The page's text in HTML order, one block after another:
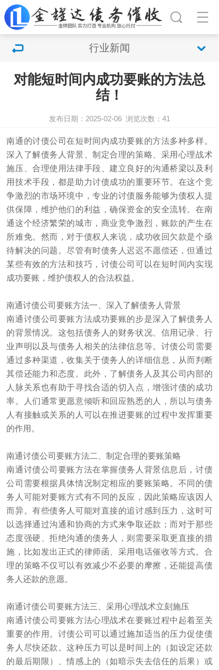
行业新闻
对能短时间内成功要账的方法总
结！
发布日期：2025-02-06 浏览次数：41
南通的讨债公司在短时间内成功要账的方法多种多样。
深入了解债务人背景、制定合理的策略、采用心理战术
施压、合理使用法律手段、建立良好的沟通桥梁以及利
用技术手段，都是助力讨债成功的重要环节。在这个竞
争激烈的市场环境中，专业的讨债服务能够为债权人提
供保障，维护他们的利益，确保资金的安全流转。在南
通这个经济繁荣的城市，商业竞争激烈，账款的产生在
所难免。然而，对于债权人来说，成功收回欠款是个亟
待解决的问题。尽管有时债务人迟迟不愿偿还，但通过
某些有效的方法和技巧，讨债公司可以在短时间内实现
成功要账，维护债权人的合法权益。
南通讨债公司要账方法一、深入了解债务人背景
南通讨债公司 要账方法成功要账的步是深入了解债务人
的背景情况。这包括债务人的财务状况、信用记录、行
业声明以及与债务人相关的法律信息等。讨债公司需要
通过多种渠道，收集关于债务人的详细信息，从而判断
其偿还能力和态度。此外，了解债务人及其公司内部的
人脉关系也有助于寻找合适的切入点，增强讨债的成功
率。人们通常更愿意倾听和回应熟悉的人，所以与债务
人有接触或关系的人可以在推进要账的过程中发挥重要
的作用。
南通讨债公司要账方法二、制定合理的要账策略
南通讨债公司要账方法在掌握债务人背景信息后，讨债
公司需要根据具体情况制定相应的要账策略。不同的债
务人可能对要账方式有不同的反应，因此策略应该因人
而异。有些债务人可能对直接的追讨感到压力，这时可
以选择通过沟通和协商的方式来争取还款；而对于那些
态度强硬、拒绝沟通的债务人，则需要采取更直接的措
施，比如发出正式的律师函、采用电话催收等方式。合
理的策略不仅可以有效减少不必要的摩擦，还能提高债
务人还款的意愿。
南通讨债公司要账方法三、采用心理战术立刻施压
南通讨债公司要账方法心理战术在要账过程中起着至关
重要的作用。讨债公司可以通过施加适当的压力促使债
务人尽快还款。这种压力可以是时间上的（如设定还款
的最后期限）、情感上的（如暗示失去信任的后果）或